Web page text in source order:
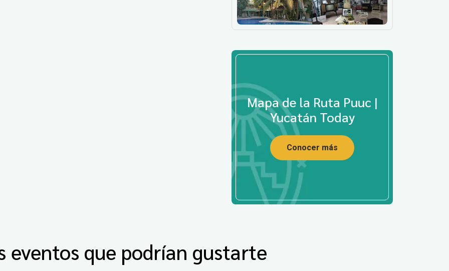
Mapa de la Ruta Puuc |
Yucatán Today
Conocer más
eventos que podrían gustarte